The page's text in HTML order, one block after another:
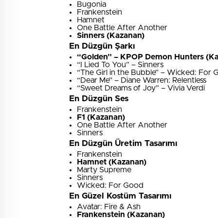
Bugonia
Frankenstein
Hamnet
One Battle After Another
Sinners (Kazanan)
En Düzgün Şarkı
“Golden” – KPOP Demon Hunters
“I Lied To You” – Sinners
“The Girl in the Bubble” – Wicked: For
“Dear Me” – Diane Warren: Relentless
“Sweet Dreams of Joy” – Vivia Verdi
En Düzgün Ses
Frankenstein
F1 (Kazanan)
One Battle After Another
Sinners
En Düzgün Üretim Tasarımı
Frankenstein
Hamnet (Kazanan)
Marty Supreme
Sinners
Wicked: For Good
En Güzel Kostüm Tasarımı
Avatar: Fire & Ash
Frankenstein (Kazanan)